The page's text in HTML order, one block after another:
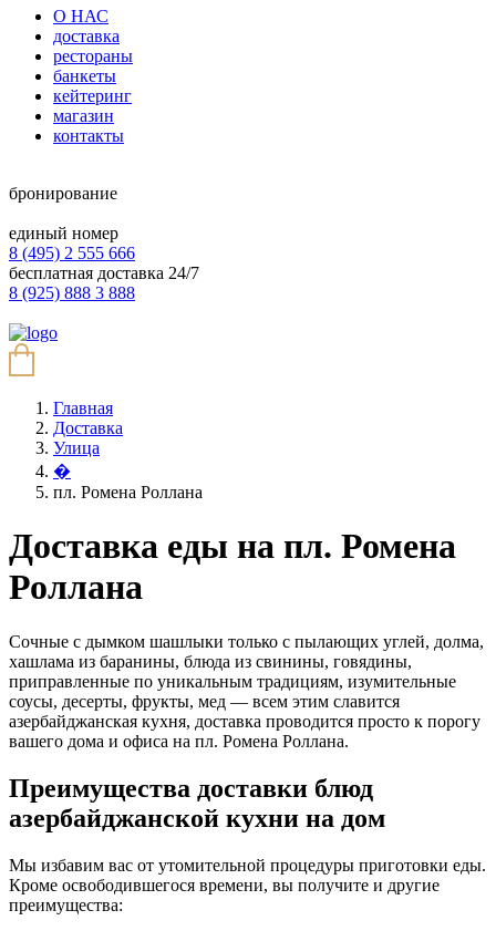
О НАС
доставка
рестораны
банкеты
кейтеринг
магазин
контакты
бронирование
единый номер
8 (495) 2 555 666
бесплатная доставка 24/7
8 (925) 888 3 888
Главная
Доставка
Улица
�
пл. Ромена Роллана
Доставка еды на пл. Ромена
Роллана
Сочные с дымком шашлыки только с пылающих углей, долма,
хашлама из баранины, блюда из свинины, говядины,
приправленные по уникальным традициям, изумительные
соусы, десерты, фрукты, мед — всем этим славится
азербайджанская кухня, доставка проводится просто к порогу
вашего дома и офиса на пл. Ромена Роллана.
Преимущества доставки блюд
азербайджанской кухни на дом
Мы избавим вас от утомительной процедуры приготовки еды.
Кроме освободившегося времени, вы получите и другие
преимущества: